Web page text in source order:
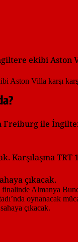
ekibi Aston
ile
Karşılaşma TRT
çıkacak.